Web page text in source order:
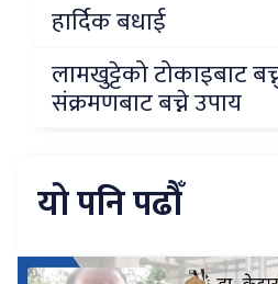
हार्दिक बधाई
लामखुट्टेको टोकाइबाट
संक्रमणबाट बच्ने उपाय
यो पनि पढौँ